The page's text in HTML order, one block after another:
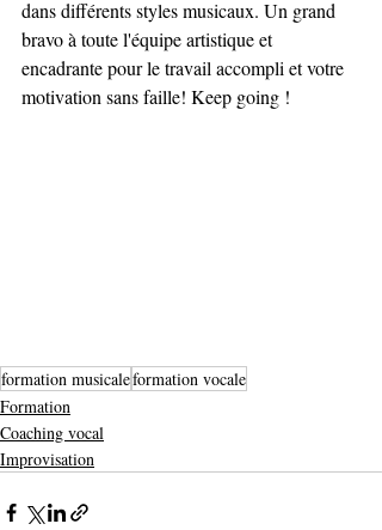
dans différents styles musicaux. Un grand
bravo à toute l'équipe artistique et
encadrante pour le travail accompli et votre
motivation sans faille! Keep going !
formation musicaleformation vocale
Formation
Coaching vocal
Improvisation